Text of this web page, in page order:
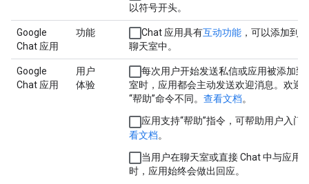
以符号开头。
Google
Chat 应用
功能 Chat 应用具有互动功能 ，可以添加到
聊天室中。
Google
Chat 应用
用户
体验
每次用户开始发送私信或应用被添加到
室时，应用都会主动发送欢迎消息。欢迎
“帮助”命令不同。 查看文档。
应用支持“帮助”指令，可帮助用户入门
看文档。
当用户在聊天室或直接 Chat 中与应用
时，应用始终会做出回应。